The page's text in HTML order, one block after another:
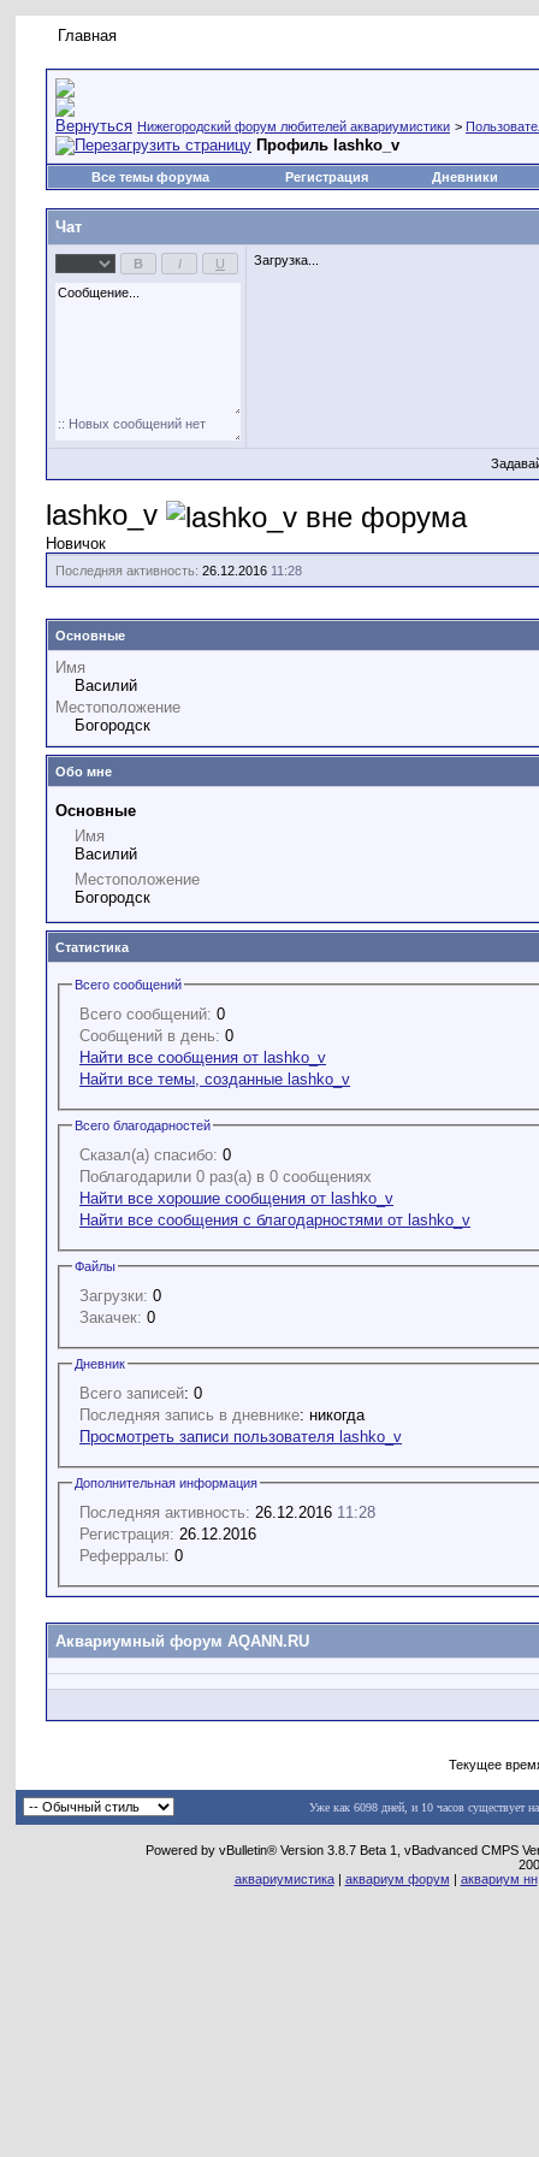
Главная
Нижегородский форум любителей аквариумистики >
Профиль lashko_v
Все темы форума Регистрация Дневники
Чат
Загрузка...
lashko_v
Новичок
Последняя активность: 26.12.2016 11:28
Основные
Имя
Василий
Местоположение
Богородск
Обо мне
Основные
Имя
Василий
Местоположение
Богородск
Статистика
Всего сообщений
Всего сообщений: 0
Сообщений в день: 0
Найти все сообщения от lashko_v
Найти все темы, созданные lashko_v
Всего благодарностей
Сказал(а) спасибо: 0
Поблагодарили 0 раз(а) в 0 сообщениях
Найти все хорошие сообщения от lashko_v
Найти все сообщения с благодарностями от lashko_v
Файлы
Загрузки: 0
Закачек: 0
Дневник
Всего записей: 0
Последняя запись в дневнике : никогда
Просмотреть записи пользователя lashko_v
Дополнительная информация
Последняя активность: 26.12.2016 11:28
Регистрация: 26.12.2016
Реферралы: 0
Аквариумный форум AQANN.RU
Текущее
Уже как 6098 дней, и 10 часов существует
Powered by vBulletin® Version 3.8.7 Beta 1, vBadvanced CMPS
аквариумистика| аквариум форум | аквариум нн